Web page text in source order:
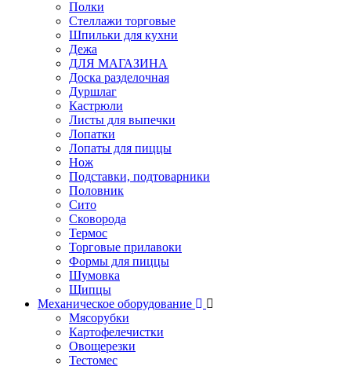
Полки
Стеллажи торговые
Шпильки для кухни
Дежа
ДЛЯ МАГАЗИНА
Доска разделочная
Дуршлаг
Кастрюли
Листы для выпечки
Лопатки
Лопаты для пиццы
Нож
Подставки, подтоварники
Половник
Сито
Сковорода
Термос
Торговые прилавоки
Формы для пиццы
Шумовка
Щипцы
Механическое оборудование
Мясорубки
Картофелечистки
Овощерезки
Тестомес